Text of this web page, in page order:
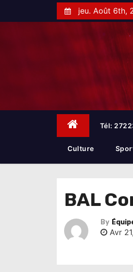
t
jeu. Août 6th,
Tél:
Culture
BAL
By
Avr